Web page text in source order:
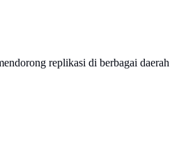
replikasi di berbagai